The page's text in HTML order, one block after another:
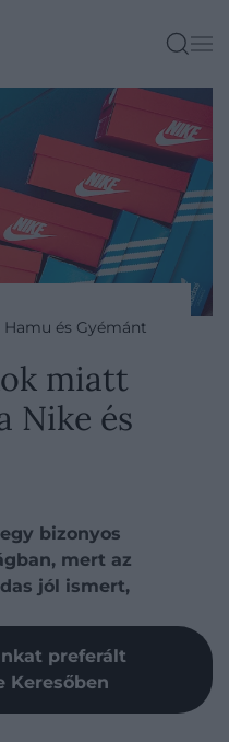
Hamu és Gyémánt
miatt
Nike és
bizonyos
mert az
jól ismert,
preferált
Keresőben